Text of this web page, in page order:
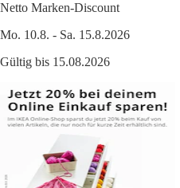
Netto Marken-Discount
Mo. 10.8. - Sa. 15.8.2026
Gültig bis 15.08.2026